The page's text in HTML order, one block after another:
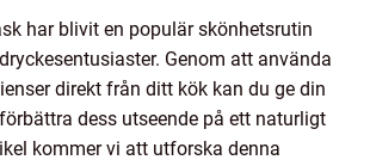
har blivit en populär skönhetsrutin
Genom att använda
direkt från ditt kök kan du ge din
dess utseende på ett naturligt
kommer vi att utforska denna